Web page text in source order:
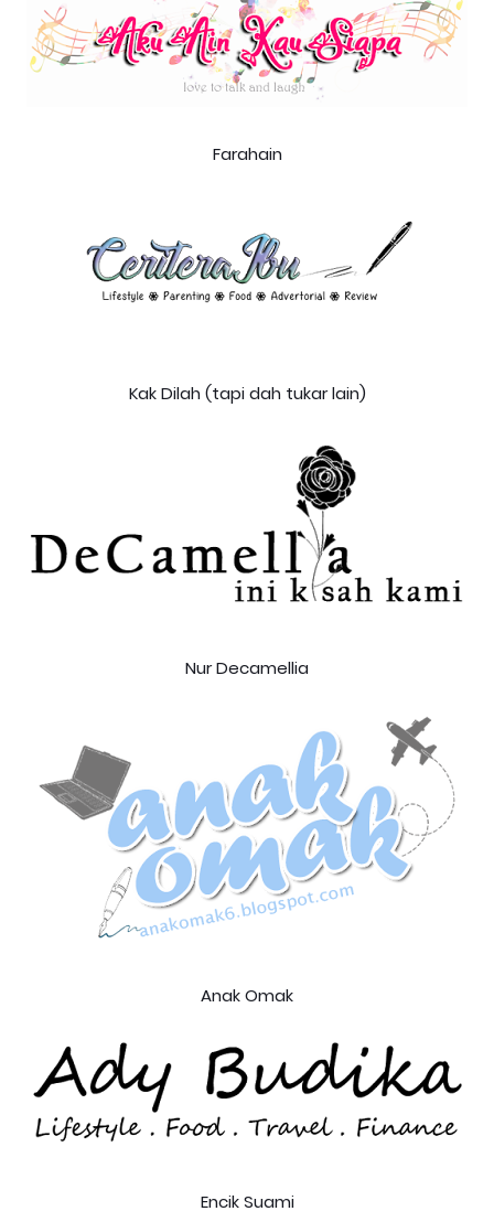
Farahain
Kak Dilah (tapi dah tukar lain)
Nur Decamellia
Anak Omak
Encik Suami